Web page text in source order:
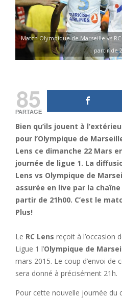
Match Olympique de Marseille vs
partir de
85
PARTAGE
Bien qu’ils jouent à
pour l’Olympique de
Lens ce dimanche 22 Mars
journée de ligue 1. La
Lens vs Olympique de
assurée en live par la
partir de 21h00. C’est le
Plus!
Le RC Lens reçoit à l’occasion
Ligue 1 l’Olympique de
mars 2015. Le coup d’envoi de
sera donné à précisément 21h.
Pour cette nouvelle journée du